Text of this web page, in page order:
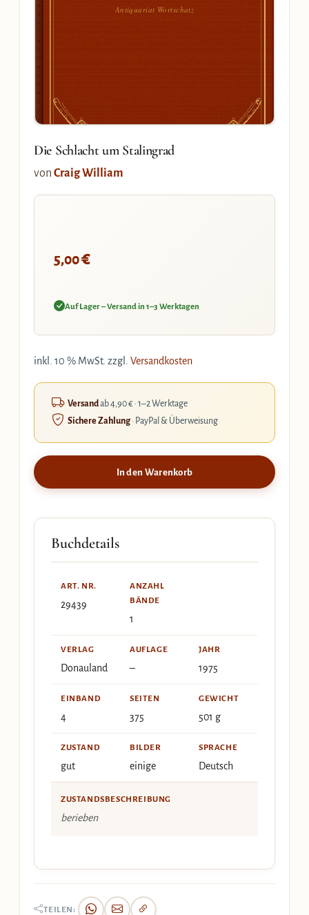
Antiquariat Wortschatz
Die Schlacht um Stalingrad
von Craig William
5,00€
Auf Lager – Versand in 1–3 Werktagen
inkl. 10 % MwSt. zzgl. Versandkosten
Versandab 4,90 € · 1–2 Werktage
Sichere Zahlung· PayPal & Überweisung
In den Warenkorb
Buchdetails
ART. NR.
29439
ANZAHL
BÄNDE
1
VERLAG
Donauland
AUFLAGE
–
JAHR
1975
EINBAND
4
SEITEN
375
GEWICHT
501 g
ZUSTAND
gut
BILDER
einige
SPRACHE
Deutsch
ZUSTANDSBESCHREIBUNG
berieben
TEILEN: